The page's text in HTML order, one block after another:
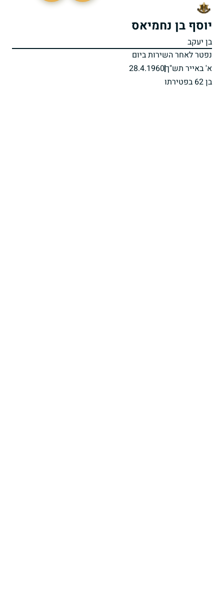
יוסף בן נחמיאס
בן יעקב
נפטר לאחר השירות ביום
א' באייר תש"ך28.4.1960
בן 62 בפטירתו